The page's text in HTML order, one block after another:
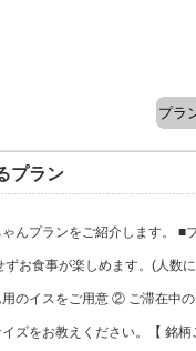
プラ
プラン
んプランをご紹介します。 ■
お食事が楽しめます。(人数
のイスをご用意 ② ご滞在中の
ズをお教えください。【 銘柄